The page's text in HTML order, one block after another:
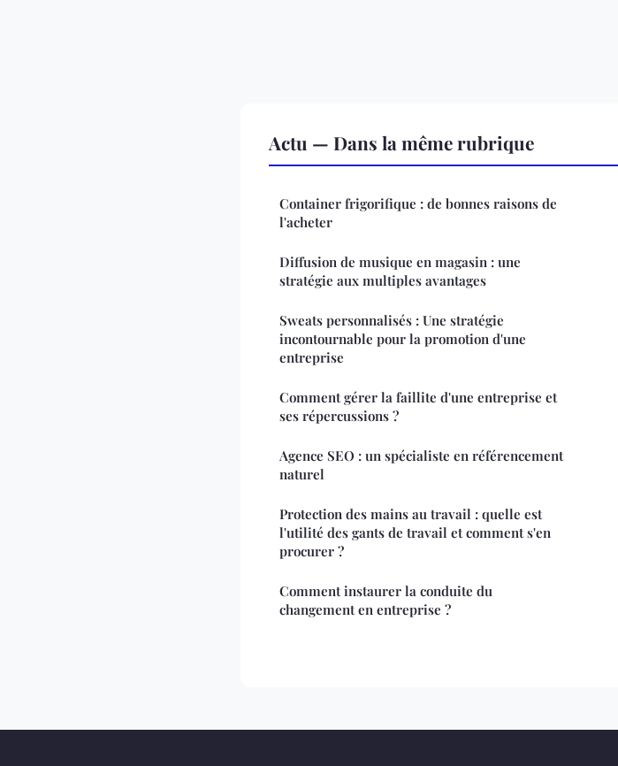
Actu — Dans la même rubrique
Container frigorifique : de bonnes raisons de
l'acheter
Diffusion de musique en magasin : une
stratégie aux multiples avantages
Sweats personnalisés : Une stratégie
incontournable pour la promotion d'une
entreprise
Comment gérer la faillite d'une entreprise et
ses répercussions ?
Agence SEO : un spécialiste en référencement
naturel
Protection des mains au travail : quelle est
l'utilité des gants de travail et comment s'en
procurer ?
Comment instaurer la conduite du
changement en entreprise ?